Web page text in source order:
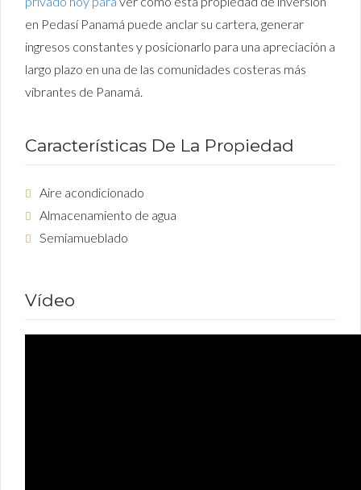
en Pedasí Panamá puede anclar su cartera, generar
ingresos constantes y posicionarlo para una apreciación a
largo plazo en una de las comunidades costeras más
vibrantes de Panamá.
Características De La Propiedad
Aire acondicionado
Almacenamiento de agua
Semiamueblado
Vídeo